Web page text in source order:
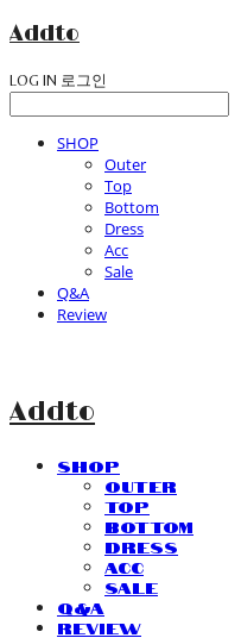
Addto
LOG IN 로그인
SHOP
Outer
Top
Bottom
Dress
Acc
Sale
Q&A
Review
Addto
SHOP
Outer
Top
Bottom
Dress
Acc
Sale
Q&A
Review